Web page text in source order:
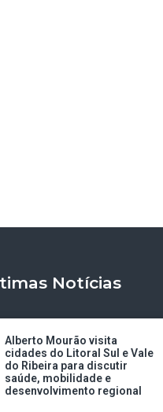
Notícias
Alberto Mourão visita
cidades do Litoral Sul e Vale
do Ribeira para discutir
saúde, mobilidade e
desenvolvimento regional